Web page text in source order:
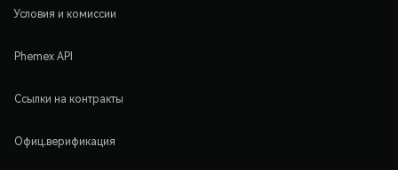
Условия и комиссии
Phemex API
Ссылки на контракты
Офиц.верификация